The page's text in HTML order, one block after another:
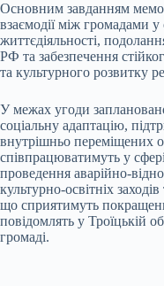
Основним завданням
взаємодії між громадами у
життєдіяльності,
РФ та забезпечення
та культурного розвитку
У межах угоди
соціальну адаптацію,
внутрішньо переміщених
співпрацюватимуть у
проведення аварійно-
культурно-освітніх заходів
що сприятимуть
повідомлять у Троїцькій
громаді.